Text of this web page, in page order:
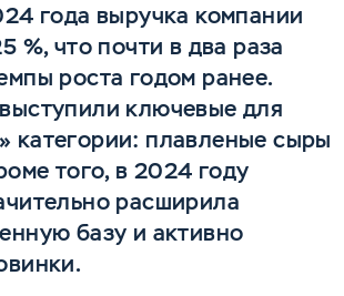
года выручка компании
%, что почти в два раза
роста годом ранее.
ключевые для
плавленые сыры
того, в 2024 году
расширила
базу и активно